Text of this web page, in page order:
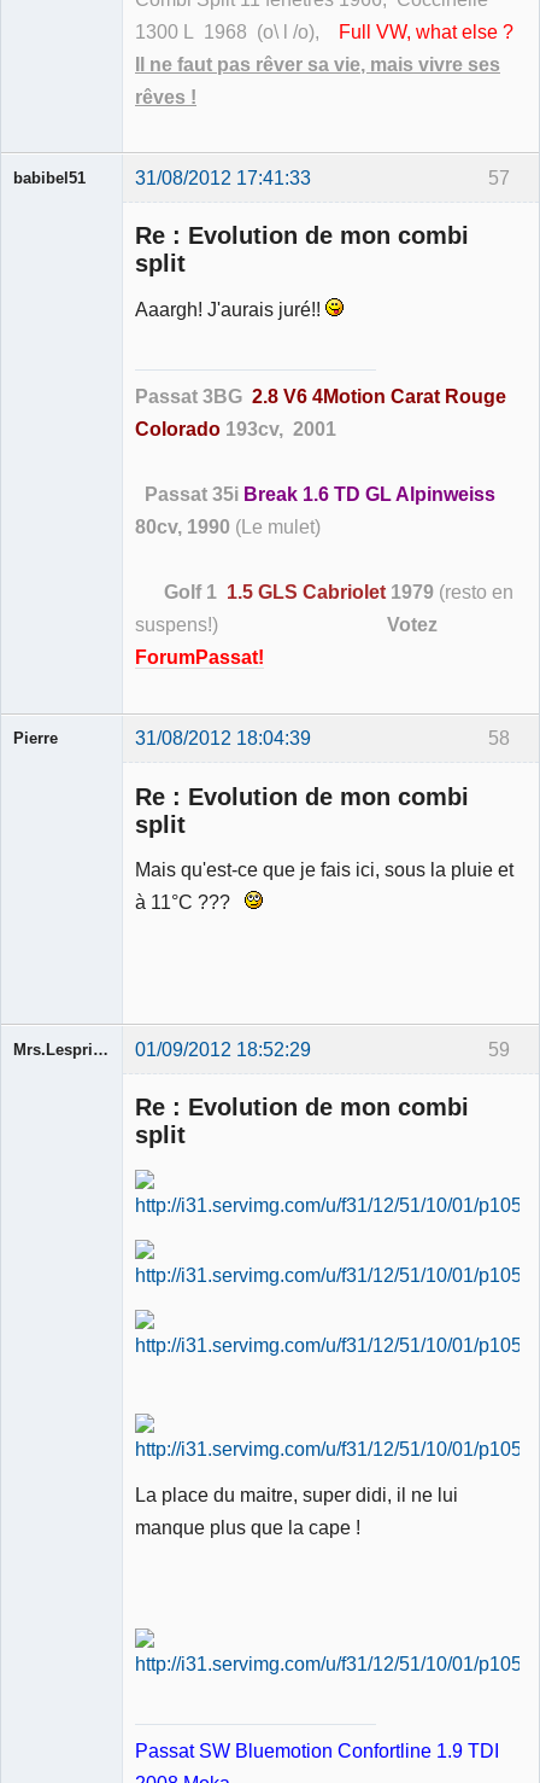
1300 L 1968 (o\ l /o),
Full VW, what else ?
Il ne faut pas rêver sa vie, mais vivre ses
rêves !
57
babibel51 31/08/2012 17:41:33
Re : Evolution de mon combi
split
Aaargh! J'aurais juré!!
Passat 3BG 2.8 V6 4Motion Carat Rouge
Colorado 193cv, 2001
Passat 35i Break 1.6 TD GL Alpinweiss
80cv, 1990 (Le mulet)
Golf 1 1.5 GLS Cabriolet 1979 (resto en
suspens!) Votez
ForumPassat!
58
Pierre 31/08/2012 18:04:39
Re : Evolution de mon combi
split
Mais qu'est-ce que je fais ici, sous la pluie et
à 11°C ???
59
Mrs.Lespritfifi 01/09/2012 18:52:29
Re : Evolution de mon combi
split
La place du maitre, super didi, il ne lui
manque plus que la cape !
Passat SW Bluemotion Confortline 1.9 TDI